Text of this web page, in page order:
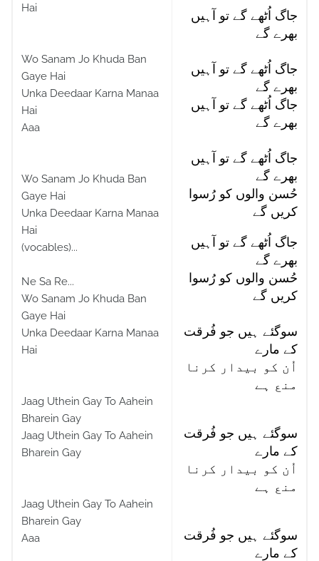
Hai
Wo Sanam Jo Khuda Ban
Gaye Hai
Unka Deedaar Karna Manaa
Hai
Aaa
Wo Sanam Jo Khuda Ban
Gaye Hai
Unka Deedaar Karna Manaa
Hai
(vocables)...
Ne Sa Re...
Wo Sanam Jo Khuda Ban
Gaye Hai
Unka Deedaar Karna Manaa
Hai
Jaag Uthein Gay To Aahein
Bharein Gay
Jaag Uthein Gay To Aahein
Bharein Gay
Jaag Uthein Gay To Aahein
Bharein Gay
Aaa
جاگ اُٹھے گے تو آہیں
بھرے گے
جاگ اُٹھے گے تو آہیں
بھرے گے
جاگ اُٹھے گے تو آہیں
بھرے گے
جاگ اُٹھے گے تو آہیں
بھرے گے
حُسن والوں کو رُسوا
کریں گے
جاگ اُٹھے گے تو آہیں
بھرے گے
حُسن والوں کو رُسوا
کریں گے
سوگئے ہیں جو فُرقت
کے مارے
اُن کو بیدار کرنا
منع ہے
سوگئے ہیں جو فُرقت
کے مارے
اُن کو بیدار کرنا
منع ہے
سوگئے ہیں جو فُرقت
کے مارے